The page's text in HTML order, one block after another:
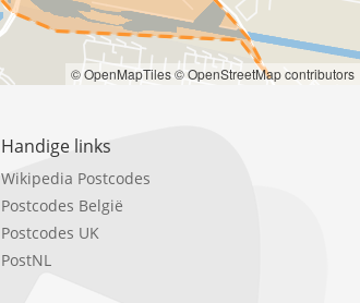
© OpenMapTiles© OpenStreetMap contributors
Handige links
Wikipedia Postcodes
Postcodes België
Postcodes UK
PostNL